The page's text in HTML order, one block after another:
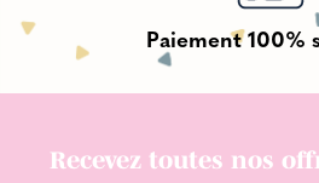
Paiement 100%
Recevez toutes nos